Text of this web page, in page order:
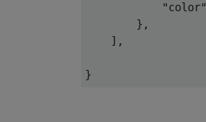
"color"
},
],
}